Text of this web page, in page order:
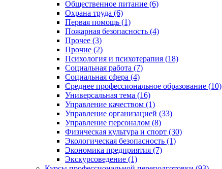
Общественное питание (6)
Охрана труда (6)
Первая помощь (1)
Пожарная безопасность (4)
Прочее (3)
Прочие (2)
Психология и психотерапия (18)
Социальная работа (7)
Социальная сфера (4)
Среднее профессиональное образование (10)
Универсальная тема (16)
Управление качеством (1)
Управление организацией (33)
Управление персоналом (8)
Физическая культура и спорт (30)
Экологическая безопасность (1)
Экономика предприятия (7)
Экскурсоведение (1)